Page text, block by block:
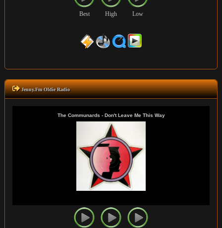
Best High Low
Jenny.Fm Oldie Radio